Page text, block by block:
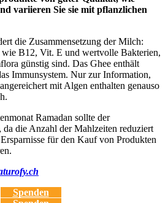
variieren Sie sie mit pflanzlichen
die Zusammensetzung der Milch:
wie B12, Vit. E und wertvolle Bakterien,
günstig sind. Das Ghee enthält
Immunsystem. Nur zur Information,
mit Algen enthalten genauso
Ramadan sollte der
die Anzahl der Mahlzeiten reduziert
für den Kauf von Produkten
Spenden